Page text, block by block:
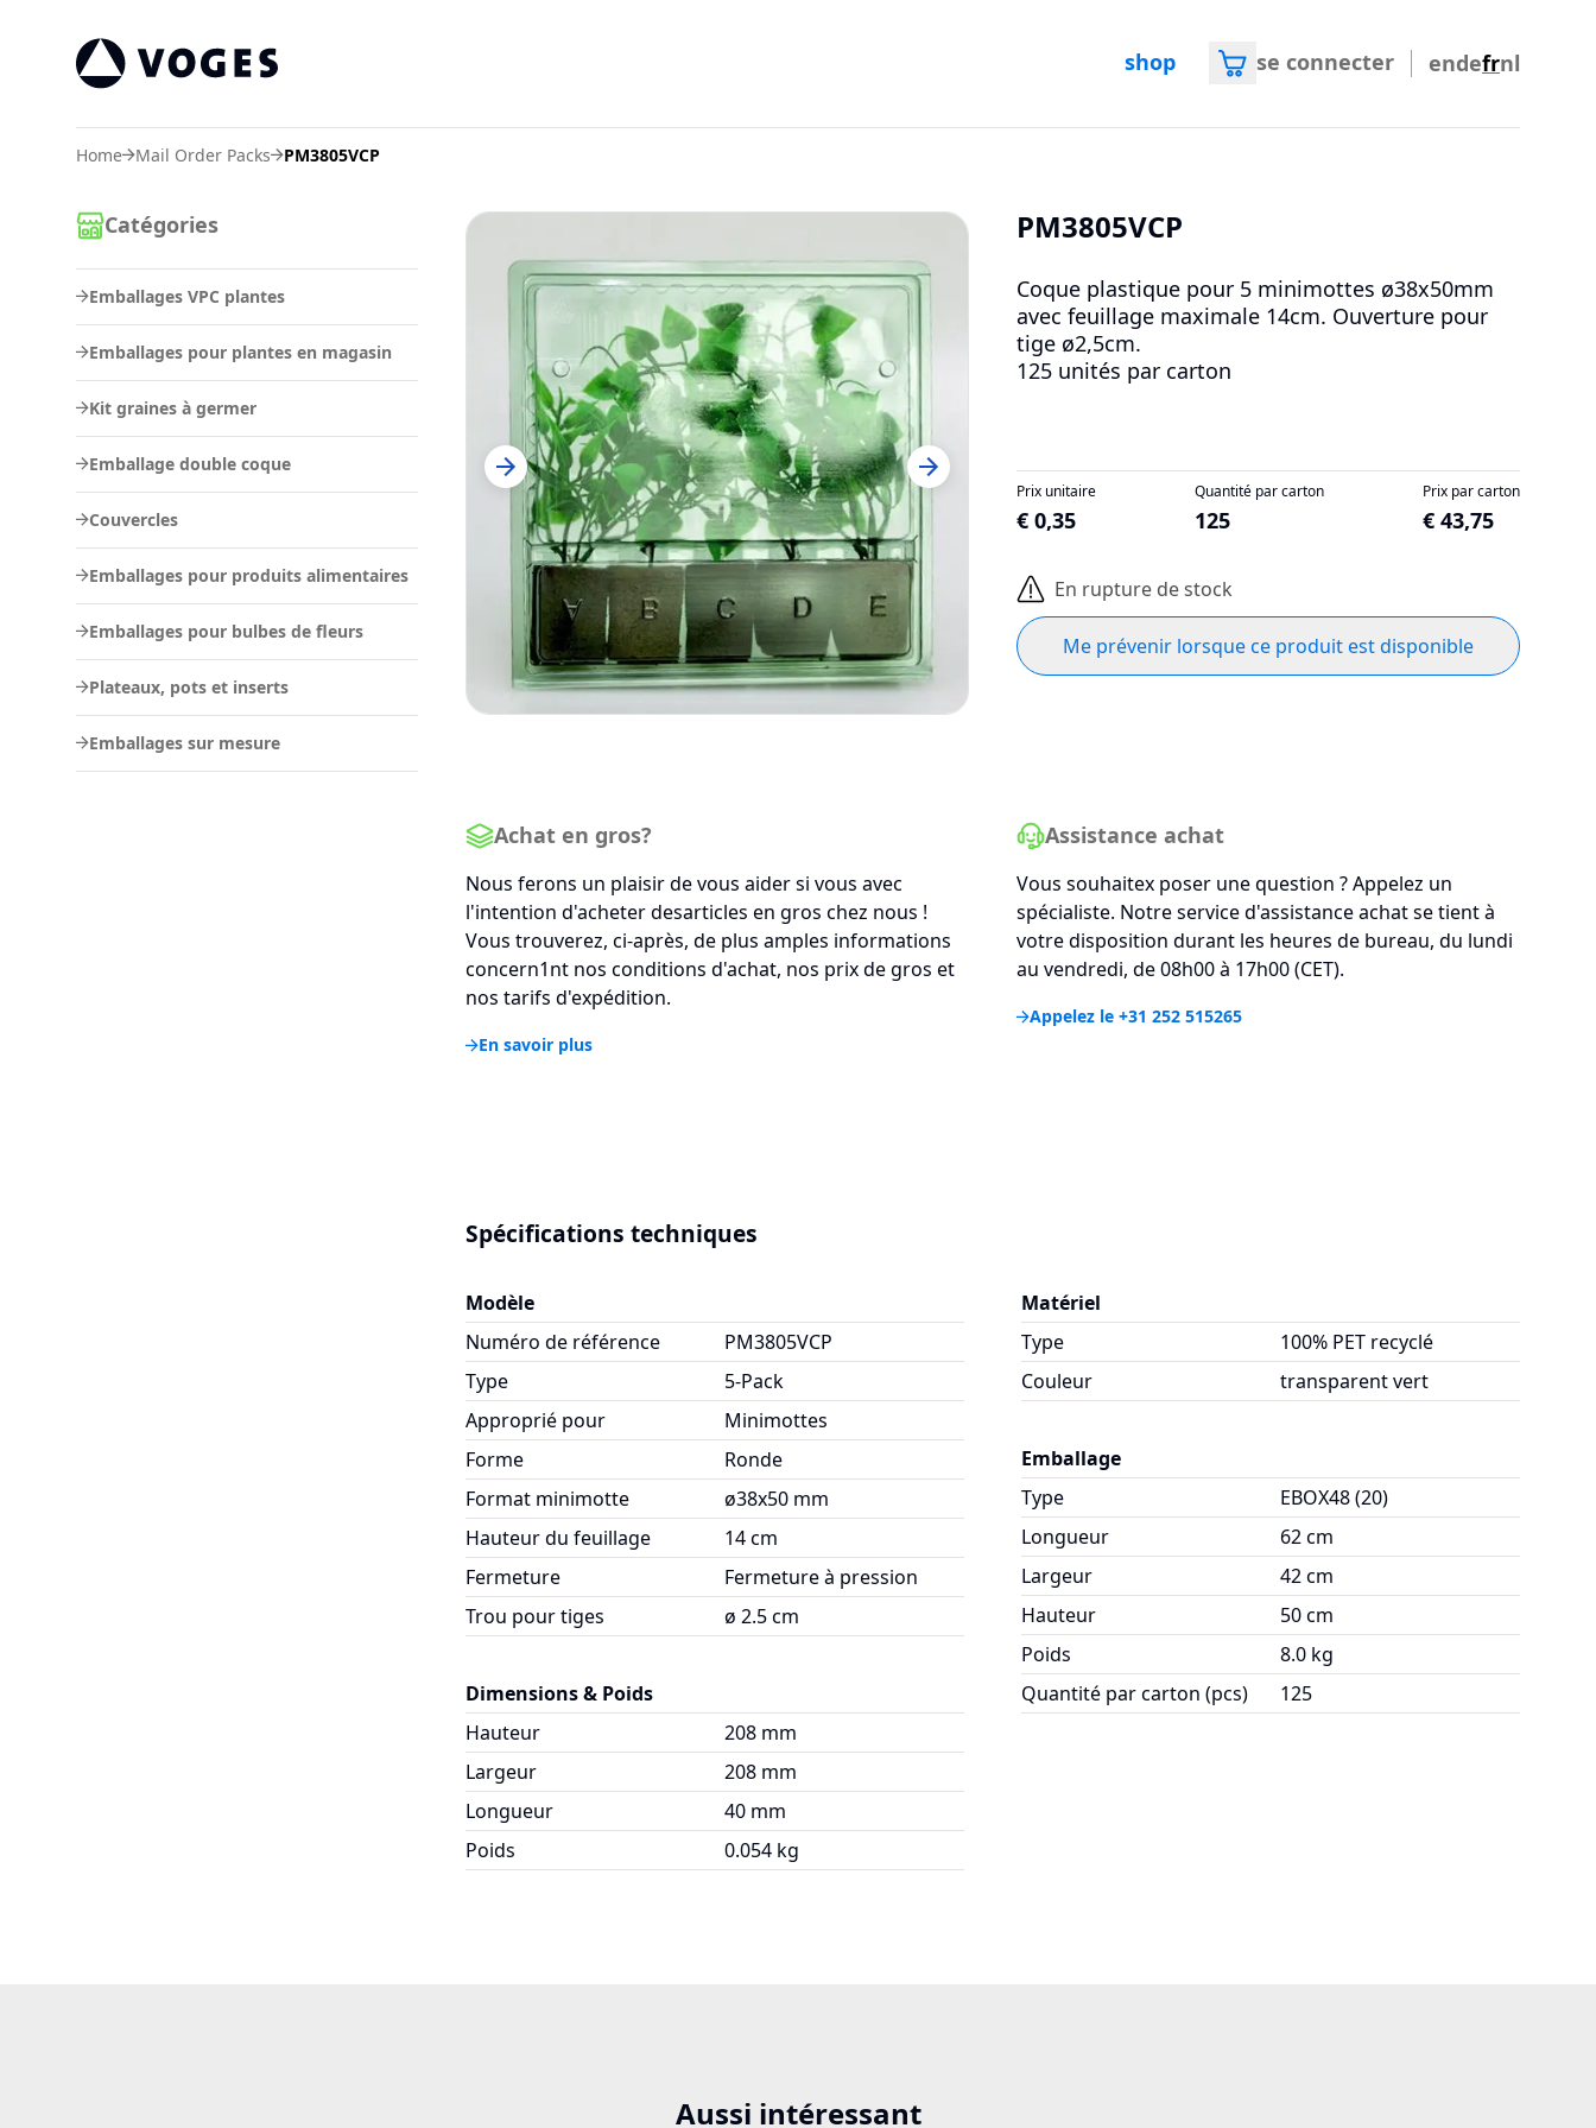
shop se connecter endefrnl
Home Mail Order Packs PM3805VCP
Catégories
Emballages VPC plantes
Emballages pour plantes en magasin
Kit graines à germer
Emballage double coque
Couvercles
Emballages pour produits alimentaires
Emballages pour bulbes de fleurs
Plateaux, pots et inserts
Emballages sur mesure
PM3805VCP
Coque plastique pour 5 minimottes ø38x50mm
avec feuillage maximale 14cm. Ouverture pour
tige ø2,5cm.
125 unités par carton
Prix unitaire
€ 0,35
Quantité par carton
125
Prix par carton
€ 43,75
En rupture de stock
Me prévenir lorsque ce produit est disponible
Achat en gros?
Nous ferons un plaisir de vous aider si vous avec
l'intention d'acheter desarticles en gros chez nous !
Vous trouverez, ci-après, de plus amples informations
concern1nt nos conditions d'achat, nos prix de gros et
nos tarifs d'expédition.
En savoir plus
Assistance achat
Vous souhaitex poser une question ? Appelez un
spécialiste. Notre service d'assistance achat se tient à
votre disposition durant les heures de bureau, du lundi
au vendredi, de 08h00 à 17h00 (CET).
Appelez le +31 252 515265
Spécifications techniques
Modèle
Numéro de référence
PM3805VCP
Type
5-Pack
Approprié pour
Minimottes
Forme
Ronde
Format minimotte
ø38x50 mm
Hauteur du feuillage
14 cm
Fermeture
Fermeture à pression
Trou pour tiges
ø 2.5 cm
Dimensions & Poids
Hauteur
208 mm
Largeur
208 mm
Longueur
40 mm
Poids
0.054 kg
Matériel
Type
100% PET recyclé
Couleur
transparent vert
Emballage
Type
EBOX48 (20)
Longueur
62 cm
Largeur
42 cm
Hauteur
50 cm
Poids
8.0 kg
Quantité par carton (pcs)
125
Aussi intéressant